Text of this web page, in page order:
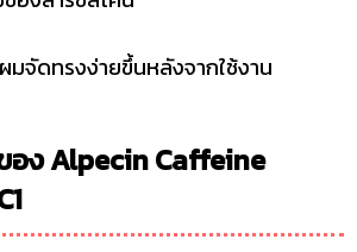
มจัดทรงง่ายขึ้นหลังจากใช้งาน
อง Alpecin Caffeine